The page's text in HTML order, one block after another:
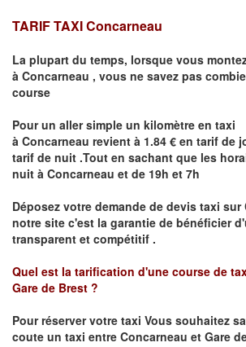
TARIF TAXIConcarneau
La plupart du temps, lorsque vous
à Concarneau , vous ne savez pas
course
Pour un aller simple un kilomètre en taxi
à Concarneau revient à 1.84 € en tarif de
tarif de nuit .Tout en sachant que les
nuit à Concarneau et de 19h et 7h
Déposez votre demande de devis taxi sur
notre site c'est la garantie de bénéficier
transparent et compétitif .
Quel est la tarification d'une course de
Gare de Brest ?
Pour réserver votre taxi Vous souhaitez
coute un taxi entre Concarneau et Gare